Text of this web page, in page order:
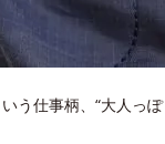
う仕事柄、“大人っ